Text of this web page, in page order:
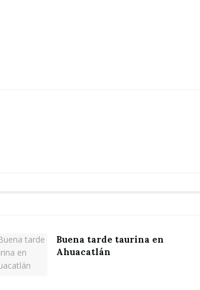
Buena tarde taurina en
Ahuacatlán